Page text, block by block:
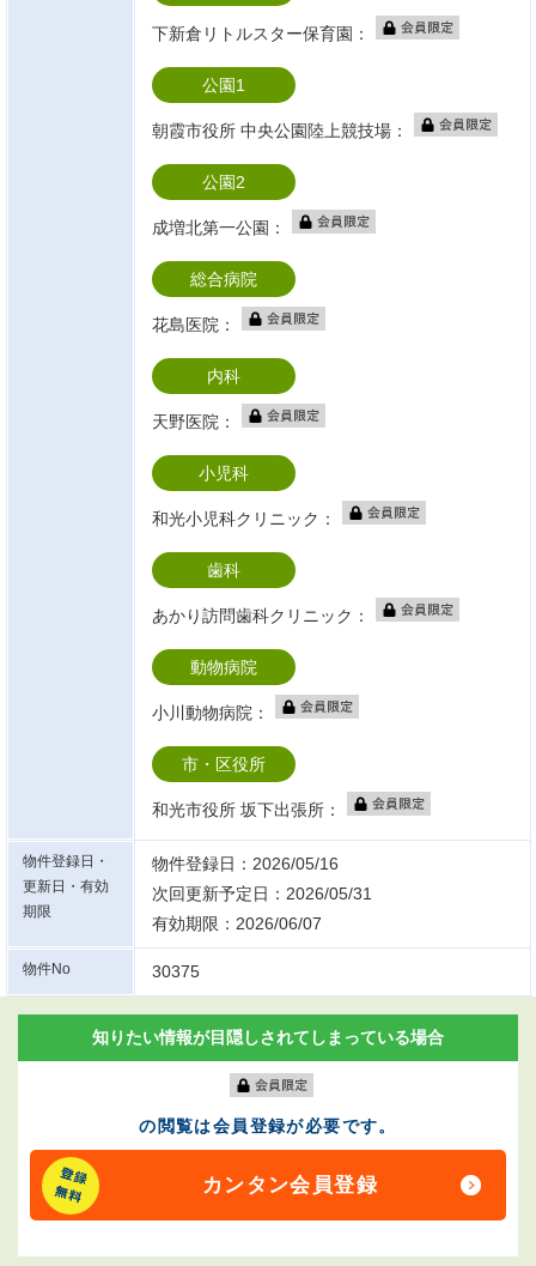
下新倉リトルスター保育園：
公園1
朝霞市役所 中央公園陸上競技場：
公園2
成増北第一公園：
総合病院
花島医院：
内科
天野医院：
小児科
和光小児科クリニック：
歯科
あかり訪問歯科クリニック：
動物病院
小川動物病院：
市・区役所
和光市役所 坂下出張所：
物件登録日・
更新日・有効
期限
物件登録日：2026/05/16
次回更新予定日：2026/05/31
有効期限：2026/06/07
物件No 30375
知りたい情報が目隠しされてしまっている場合
の閲覧は会員登録が必要です。
カンタン会員登録